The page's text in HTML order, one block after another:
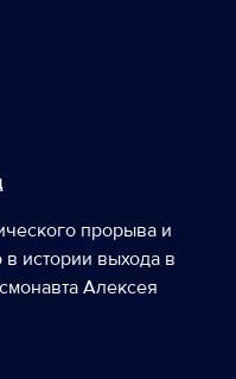
прорыва и
истории выхода в
Алексея